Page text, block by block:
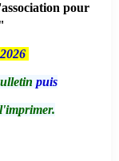
pour
2026
puis